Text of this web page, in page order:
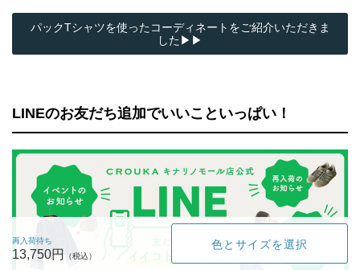
パックTシャツを使ったコーディネートをご紹介いただきま
した▶▶
LINEのお友だち追加でいいこといっぱい！
再入荷待ち
13,750円
色とサイズを選択